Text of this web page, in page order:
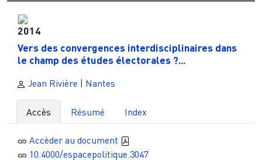
2014
Vers des convergences interdisciplinaires dans
le champ des études électorales ?...
Jean Rivière Nantes
Accès Résumé Index
Accèder au document
10.4000/espacepolitique.3047